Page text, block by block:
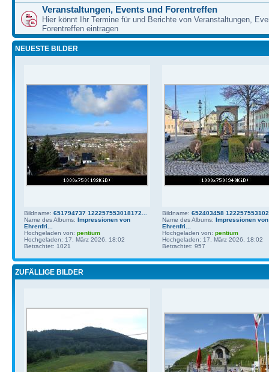
Veranstaltungen, Events und Forentreffen
Hier könnt Ihr Termine für und Berichte von Veranstaltungen,
Forentreffen eintragen
NEUESTE BILDER
Bildname: 651794737 122257553018172...
Name des Albums: Impressionen von
Ehrenfri...
Hochgeladen von: pentium
Hochgeladen: 17. März 2026, 18:02
Betrachtet: 1021
Bildname: 652403458
Name des Albums: Impressionen von
Ehrenfri...
Hochgeladen von: pentium
Hochgeladen: 17. März 2026, 18:02
Betrachtet: 957
ZUFÄLLIGE BILDER